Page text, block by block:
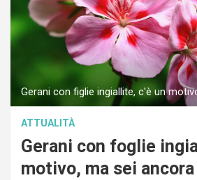
Gerani con figlie ingiallite, c'è un
ATTUALITÀ
Gerani con foglie
motivo, ma sei